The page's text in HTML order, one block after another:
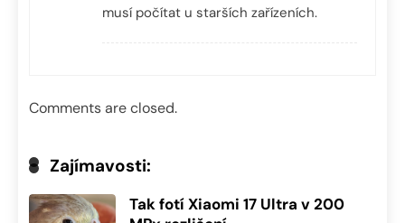
musí počítat u starších zařízeních.
Comments are closed.
Zajímavosti:
Tak fotí Xiaomi 17 Ultra v 200